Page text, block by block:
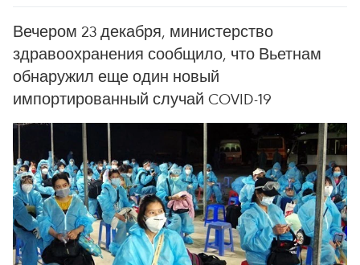
Вечером 23 декабря, министерство
здравоохранения сообщило, что Вьетнам
обнаружил еще один новый
импортированный случай COVID-19